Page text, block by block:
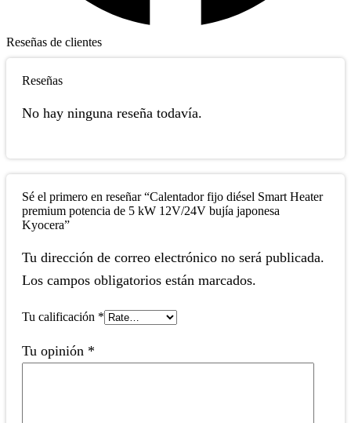
Reseñas de clientes
Reseñas
No hay ninguna reseña todavía.
Sé el primero en reseñar “Calentador fijo diésel Smart Heater
premium potencia de 5 kW 12V/24V bujía japonesa
Kyocera”
Tu dirección de correo electrónico no será publicada.
Los campos obligatorios están marcados.
Tu calificación *
Tu opinión *